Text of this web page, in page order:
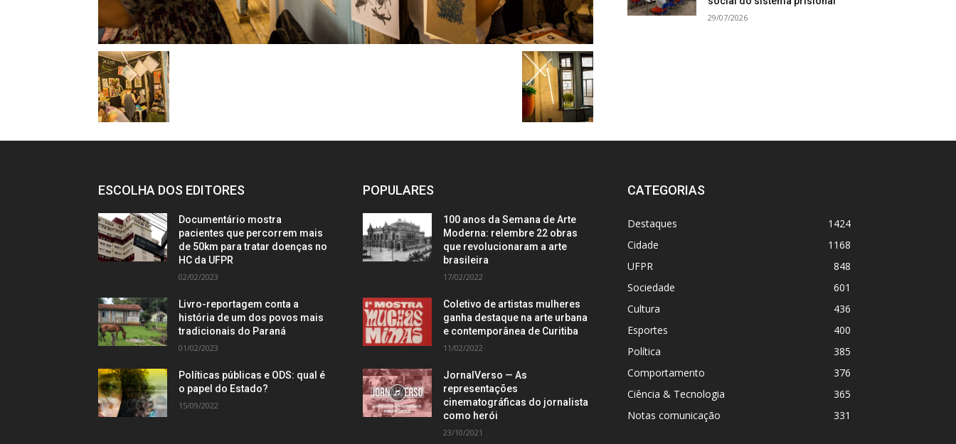
29/07/2026
ESCOLHA DOS EDITORES
Documentário mostra
pacientes que percorrem mais
de 50km para tratar doenças no
HC da UFPR
02/02/2023
Livro-reportagem conta a
história de um dos povos mais
tradicionais do Paraná
01/02/2023
Políticas públicas e ODS: qual é
o papel do Estado?
15/09/2022
POPULARES
100 anos da Semana de Arte
Moderna: relembre 22 obras
que revolucionaram a arte
brasileira
17/02/2022
Coletivo de artistas mulheres
ganha destaque na arte urbana
e contemporânea de Curitiba
11/02/2022
JornalVerso — As
representações
cinematográficas do jornalista
como herói
23/10/2021
CATEGORIAS
Destaques
1424
Cidade
1168
UFPR
848
Sociedade
601
Cultura
436
Esportes
400
Política
385
Comportamento
376
Ciência & Tecnologia
365
Notas comunicação
331